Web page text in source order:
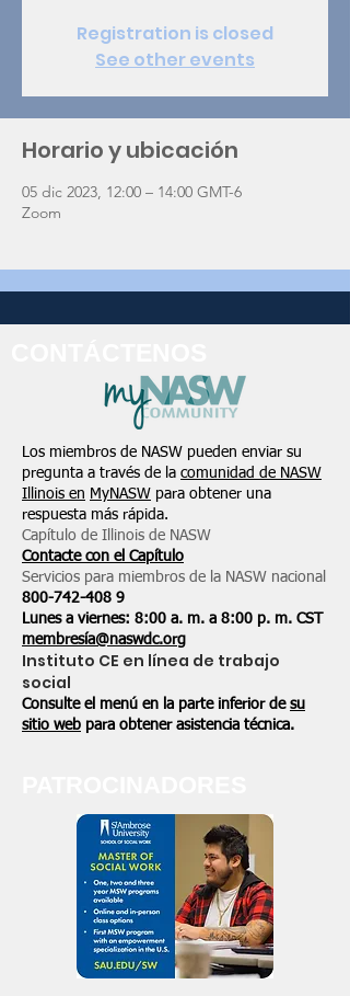
Registration is closed
See other events
Horario y ubicación
05 dic 2023, 12:00 – 14:00 GMT-6
Zoom
Los miembros de NASW pueden enviar su
pregunta a través de la comunidad de NASW
Illinois en MyNASW para obtener una
respuesta más rápida.
Capítulo de Illinois de NASW
Contacte con el Capítulo
Servicios para miembros de la NASW nacional
800-742-408 9
Lunes a viernes: 8:00 a. m. a 8:00 p. m. CST
membresía@naswdc.org
Instituto CE en línea de trabajo
social
Consulte el menú en la parte inferior de su
sitio web para obtener asistencia técnica.